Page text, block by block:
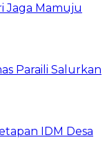
Jaga Mamuju
Paraili Salurkan
IDM Desa